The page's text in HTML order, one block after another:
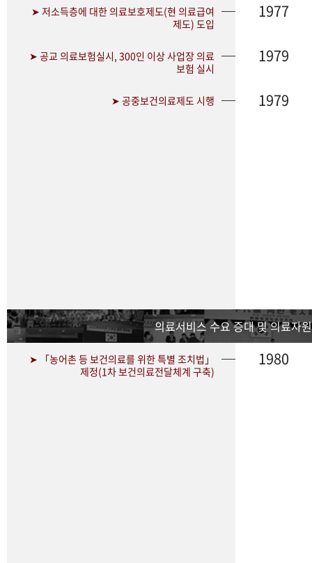
➤ 저소득층에 대한 의료보호제도(현 의료급여
제도) 도입
1977
➤ 공교 의료보험실시, 300인 이상 사업장 의료
보험 실시
1979
➤ 공중보건의료제도 시행 1979
의료서비스 수요 증대 및 의료자
➤ 「농어촌 등 보건의료를 위한 특별 조치법」
제정(1차 보건의료전달체계 구축)
1980